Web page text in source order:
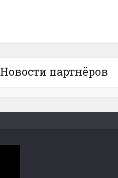
Новости партнёров